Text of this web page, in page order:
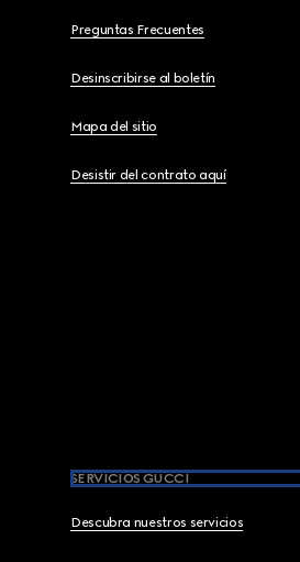
Preguntas Frecuentes
Desinscribirse al boletín
Mapa del sitio
Desistir del contrato aquí
SERVICIOS GUCCI
Descubra nuestros servicios